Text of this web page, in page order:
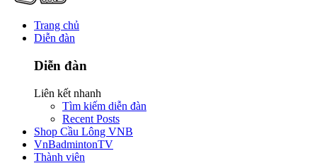
Trang chủ
Diễn đàn
Diễn đàn
Liên kết nhanh
Tìm kiếm diễn đàn
Recent Posts
Shop Cầu Lông VNB
VnBadmintonTV
Thành viên